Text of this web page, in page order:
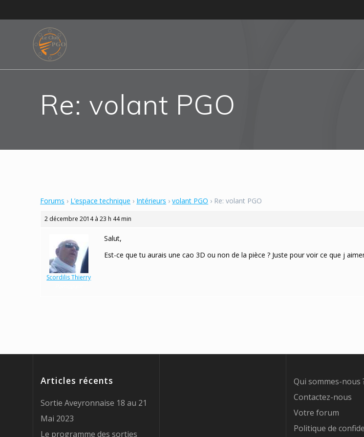
to
Re: volant PGO
Forums › L’espace technique › Intérieurs › volant PGO › Re: volant PGO
2 décembre 2014 à 23 h 44 min
Scordilis Thierry
Salut,
Est-ce que tu aurais une cao 3D ou non de la pièce ? Juste pour voir ce que j
Articles récents
Sortie Aveyronnaise 18 au 21
Mai 2023
Le programme des sorties
Qui sommes-nous
Contactez-nous
Votre forum
Politique de